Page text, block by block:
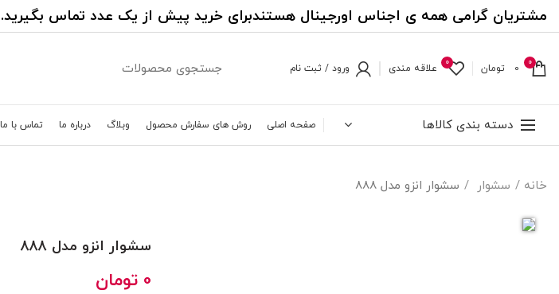
مشتریان گرامی همه ی اجناس اورجینال هستندبرای خرید پیش از یک عدد تماس بگیرید.
0
0 تومان 0 علاقه مندی ورود / ثبت نام
دسته بندی کالاها صفحه اصلی روش های سفارش محصول وبلاگ درباره ما تماس با ما
خانه سشوار سشوار انزو مدل 888
سشوار انزو مدل 888
0 تومان